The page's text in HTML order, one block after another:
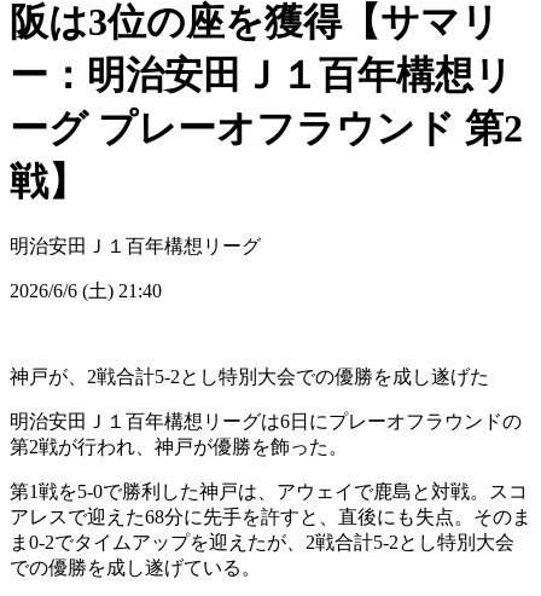
阪は3位の座を獲得【サマリ
ー：明治安田Ｊ１百年構想リ
ーグ プレーオフラウンド 第2
戦】
明治安田Ｊ１百年構想リーグ
2026/6/6 (土) 21:40
神戸が、2戦合計5-2とし特別大会での優勝を成し遂げた
明治安田Ｊ１百年構想リーグは6日にプレーオフラウンドの
第2戦が行われ、神戸が優勝を飾った。
第1戦を5-0で勝利した神戸は、アウェイで鹿島と対戦。スコ
アレスで迎えた68分に先手を許すと、直後にも失点。そのま
ま0-2でタイムアップを迎えたが、2戦合計5-2とし特別大会
での優勝を成し遂げている。